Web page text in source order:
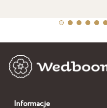
Informacje